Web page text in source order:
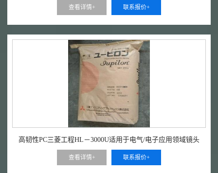
查看详情+ 联系报价+
高韧性PC三菱工程HL－3000U适用于电气/电子应用领域镜头
查看详情+ 联系报价+